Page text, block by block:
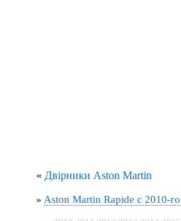
« Двірники Aston Martin
» Aston Martin Rapide с 2010-го